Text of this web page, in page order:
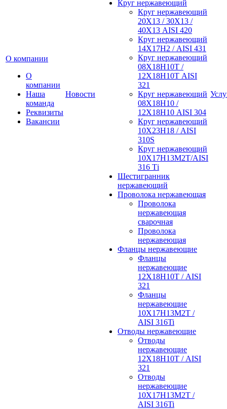
О компании
О
компании
Наша
команда
Реквизиты
Вакансии
Новости
Круг нержавеющий
Круг нержавеющий
20Х13 / 30Х13 /
40Х13 AISI 420
Круг нержавеющий
14Х17Н2 / AISI 431
Круг нержавеющий
08Х18Н10Т /
12Х18Н10Т AISI
321
Круг нержавеющий
08Х18Н10 /
12Х18Н10 AISI 304
Круг нержавеющий
10Х23Н18 / AISI
310S
Круг нержавеющий
10Х17Н13М2Т/AISI
316 Тi
Шестигранник
нержавеющий
Проволока нержавеющая
Проволока
нержавеющая
сварочная
Проволока
нержавеющая
Фланцы нержавеющие
Фланцы
нержавеющие
12Х18Н10Т / AISI
321
Фланцы
нержавеющие
10Х17Н13М2Т /
AISI 316Ti
Отводы нержавеющие
Отводы
нержавеющие
12Х18Н10Т / AISI
321
Отводы
нержавеющие
10Х17Н13М2Т /
AISI 316Ti